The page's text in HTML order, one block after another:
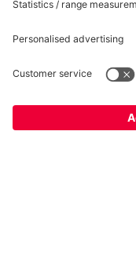
*Prezzi IVA
©
FC Bayern